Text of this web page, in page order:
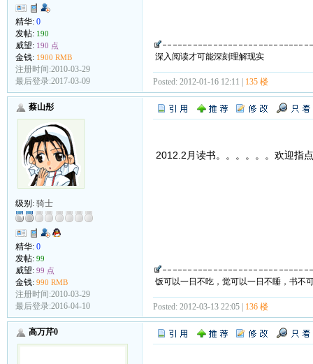
精华: 0
发帖: 190
威望: 190 点
金钱: 1900 RMB
注册时间:2010-03-29
最后登录:2017-03-09
深入阅读才可能深刻理解现实
Posted: 2012-01-16 12:11 | 135 楼
蔡山彤
级别: 骑士
精华: 0
发帖: 99
威望: 99 点
金钱: 990 RMB
注册时间:2010-03-29
最后登录:2016-04-10
2012.2月读书。。。。。。欢迎指
饭可以一日不吃，觉可以一日不睡，书不
Posted: 2012-03-13 22:05 | 136 楼
高万芹0